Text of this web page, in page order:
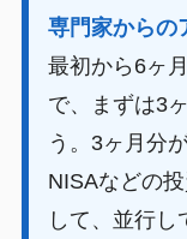
専門家からの
最初から6ヶ
で、まずは3
う。3ヶ月分
NISAなどの
して、並行し